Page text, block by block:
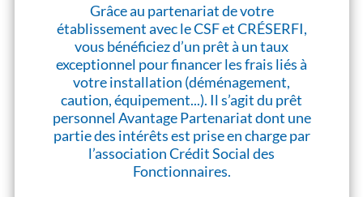
Grâce au partenariat de votre
établissement avec le CSF et CRÉSERFI,
vous bénéficiez d’un prêt à un taux
exceptionnel pour financer les frais liés à
votre installation (déménagement,
caution, équipement...). Il s’agit du prêt
personnel Avantage Partenariat dont une
partie des intérêts est prise en charge par
l’association Crédit Social des
Fonctionnaires.